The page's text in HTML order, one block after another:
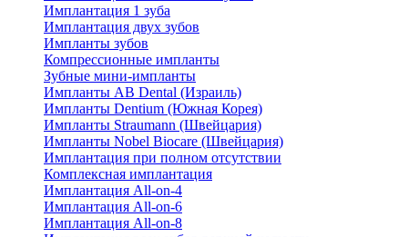
Имплантация 1 зуба
Имплантация двух зубов
Импланты зубов
Компрессионные импланты
Зубные мини-импланты
Импланты AB Dental (Израиль)
Импланты Dentium (Южная Корея)
Импланты Straumann (Швейцария)
Импланты Nobel Biocare (Швейцария)
Имплантация при полном отсутствии
Комплексная имплантация
Имплантация All-on-4
Имплантация All-on-6
Имплантация All-on-8